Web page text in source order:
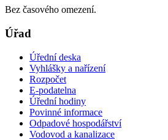
Bez časového omezení.
Úřad
Úřední deska
Vyhlášky a nařízení
Rozpočet
E-podatelna
Úřední hodiny
Povinné informace
Odpadové hospodářství
Vodovod a kanalizace